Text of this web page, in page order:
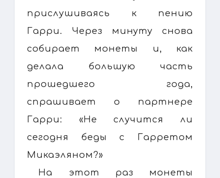
прислушиваясь к пению
Гарри. Через минуту снова
собирает монеты и, как
делала большую часть
прошедшего года,
спрашивает о партнере
Гарри: «Не случится ли
сегодня беды с Гарретом
Микаэляном?»
На этот раз монеты